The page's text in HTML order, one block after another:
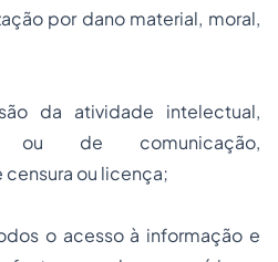
por dano material, moral,
da atividade intelectual,
ou de comunicação,
ou licença;
o acesso à informação e